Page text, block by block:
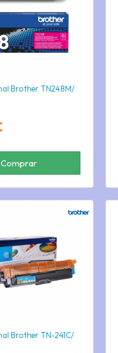
Brother TN248M/
Comprar
Brother TN-241C/